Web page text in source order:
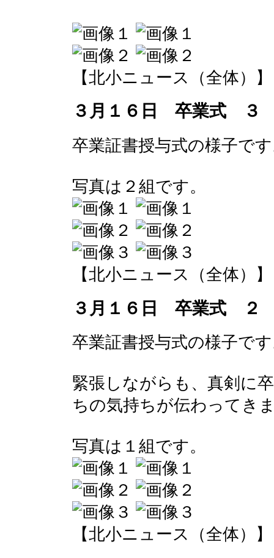
【北小ニュース（全体）
３月１６日 卒業式 ３
卒業証書授与式の様子で
写真は２組です。
【北小ニュース（全体）
３月１６日 卒業式 ２
卒業証書授与式の様子で
緊張しながらも、真剣に
ちの気持ちが伝わってき
写真は１組です。
【北小ニュース（全体）